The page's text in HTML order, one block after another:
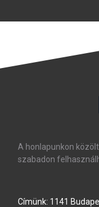
A honlapunkon
szabadon
Címünk: 1141